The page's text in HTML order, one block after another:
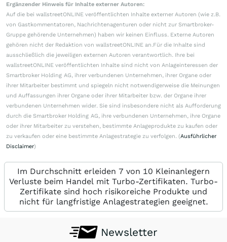
Ergänzender Hinweis für Inhalte externer Autoren:
Auf die bei wallstreetONLINE veröffentlichten Inhalte externer Autoren (wie z.B.
von Gastkommentatoren, Nachrichtenagenturen oder nicht zur Smartbroker-
Gruppe gehörende Unternehmen) haben wir keinen Einfluss. Externe Autoren
gehören nicht der Redaktion von wallstreetONLINE an.Für die Inhalte sind
ausschließlich die jeweiligen externen Autoren verantwortlich. Ihre bei
wallstreetONLINE veröffentlichten Inhalte sind nicht von Anlageinteressen der
Smartbroker Holding AG, ihrer verbundenen Unternehmen, ihrer Organe oder
ihrer Mitarbeiter bestimmt und spiegeln nicht notwendigerweise die Meinungen
und Auffassungen ihrer Organe oder ihrer Mitarbeiter bzw. der Organe ihrer
verbundenen Unternehmen wider. Sie sind insbesondere nicht als Aufforderung
durch die Smartbroker Holding AG, ihre verbundenen Unternehmen, ihre Organe
oder ihrer Mitarbeiter zu verstehen, bestimmte Anlageprodukte zu kaufen oder
zu verkaufen oder eine bestimmte Anlagestrategie zu verfolgen. (Ausführlicher
Disclaimer)
Im Durchschnitt erleiden 7 von 10 Kleinanlegern
Verluste beim Handel mit Turbo-Zertifikaten. Turbo-
Zertifikate sind hoch risikoreiche Produkte und
nicht für langfristige Anlagestrategien geeignet.
Newsletter